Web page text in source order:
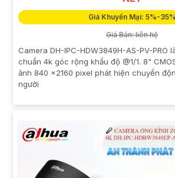
Giá Khuyến Mại: 5%-35%
Giá Bán: liên hệ
Camera DH-IPC-HDW3849H-AS-PV-PRO
chuẩn 4k góc rộng khẩu độ @1/1. 8"
ảnh 840 ×2160 pixel phát hiện chuyển
người